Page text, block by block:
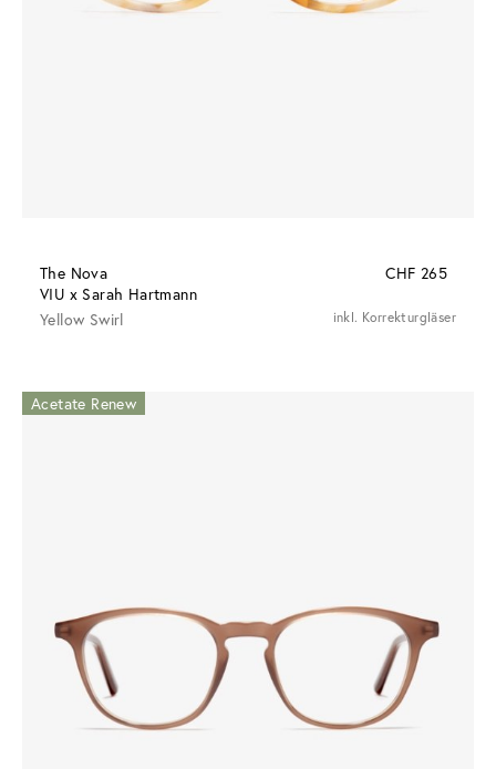
The Nova
VIU x Sarah Hartmann
CHF 265
Yellow Swirl inkl. Korrekturgläser
Acetate Renew